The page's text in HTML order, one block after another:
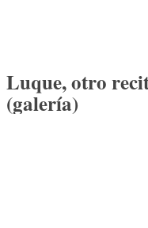
Luque, otro
(galería)